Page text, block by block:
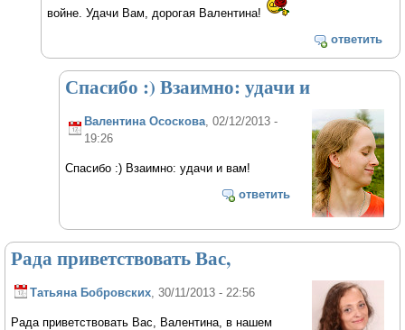
войне. Удачи Вам, дорогая Валентина!
ответить
Спасибо :) Взаимно: удачи и
Валентина Ососкова, 02/12/2013 -
19:26
Спасибо :) Взаимно: удачи и вам!
ответить
Рада приветствовать Вас,
Татьяна Бобровских , 30/11/2013 - 22:56
Рада приветствовать Вас, Валентина, в нашем